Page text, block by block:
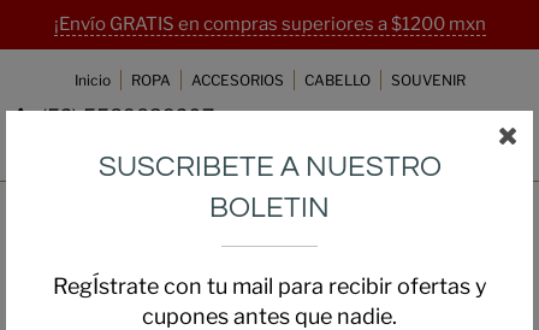
SUSCRIBETE A NUESTRO
BOLETIN
RegÍstrate con tu mail para recibir ofertas y
cupones antes que nadie.
¡Envío GRATIS en compras superiores a $1200 mxn
Inicio ROPA ACCESORIOS CABELLO SOUVENIR
(52) 5589839207